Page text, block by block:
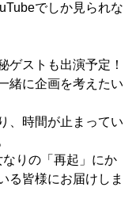
でしか見られな
ゲストも出演予定！
緒に企画を考えたい
、時間が止まってい
りの「再起」にか
る皆様にお届けしま